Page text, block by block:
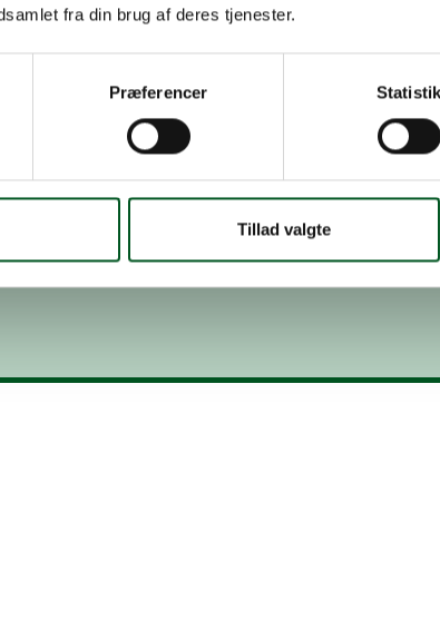
fra din brug af deres tjenester.
Præferencer Statistik
Tillad valgte
om Nyhedsbreve 2025